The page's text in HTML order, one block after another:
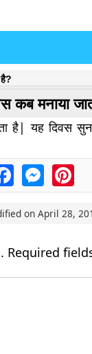
है?
कब मनाया
है| यह दिवस
Facebook
on April 28,
Required